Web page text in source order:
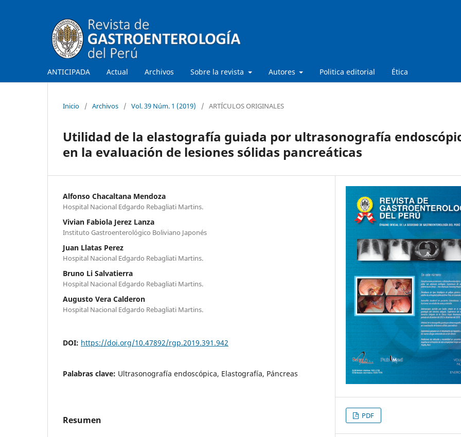
ANTICIPADA Actual Archivos Sobre la revista Autores Politica editorial Ética
Inicio / Archivos / Vol. 39 Núm. 1 (2019) / ARTÍCULOS ORIGINALES
Utilidad de la elastografía guiada por ultrasonografía
en la evaluación de lesiones sólidas pancreáticas
Alfonso Chacaltana Mendoza
Hospital Nacional Edgardo Rebagliati Martins.
Vivian Fabiola Jerez Lanza
Instituto Gastroenterológico Boliviano Japonés
Juan Llatas Perez
Hospital Nacional Edgardo Rebagliati Martins.
Bruno Li Salvatierra
Hospital Nacional Edgardo Rebagliati Martins.
Augusto Vera Calderon
Hospital Nacional Edgardo Rebagliati Martins.
DOI: https://doi.org/10.47892/rgp.2019.391.942
Palabras clave: Ultrasonografía endoscópica, Elastografía, Páncreas
Resumen PDF